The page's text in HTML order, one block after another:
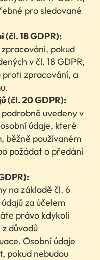
pro sledované
18 GDPR):
pokud
v čl. 18 GDPR,
proti zpracování, a
(čl. 20 GDPR):
uvedeny v
údaje, které
běžně používaném
požádat o předání
na základě čl. 6
za účelem
právo kdykoli
důvodů
Osobní údaje
pokud nebudou